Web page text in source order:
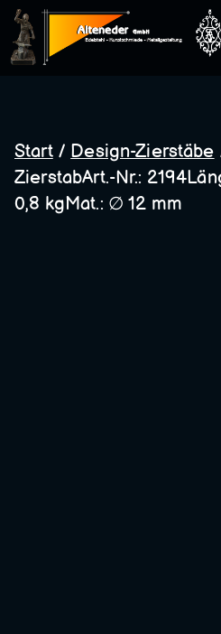
Zum
Inhalt
springen
Start/ Design-Zierstäbe
ZierstabArt.-Nr.:
0,8 kgMat.: ∅ 12 mm